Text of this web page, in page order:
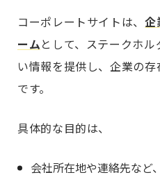
コーポレートサイトは、企
ームとして、ステークホ
い情報を提供し、企業の
です。
具体的な目的は、
会社所在地や連絡先など